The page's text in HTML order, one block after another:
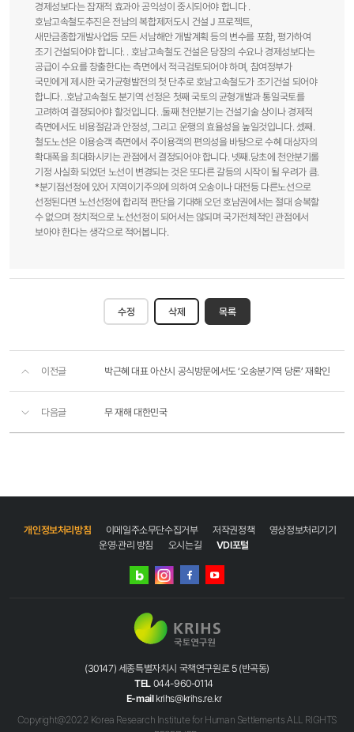
경제성보다는 잠재적 효과아 공익성이 중시되어야 합니다 .
호남고속철도추진은 전남의 복합제저도시 건설 J 프로젝트,
새만금종합개발사업등 모든 서남해안 개발계획 등의 변수를 포함, 평가하여
조기 건설되어야 합니다. . 호남고속철도 건설은 당장의 수요나 경제성보다는
공급이 수요를 창출한다는 측면에서 적극검토되어야 하며, 참여정부가
국민에게 제시한 국가균형발전의 첫 단추로 호남고속철도가 조기건설 되어야
합니다. .호남고속철도 분기역 선정은 첫째 국토의 균형개발과 통일국토를
고려하여 결정되어야 할것입니다. .둘째 천안분기는 건설기술 상이나 경제적
측면에서도 비용절감과 안정성, 그리고 운행의 효율성을 높일것입니다. 셌째.
철도노선은 이용승객 측면에서 주이용객의 편의성을 바탕으로 수혜 대상자의
확대폭을 최대화시키는 관점에서 결정되어야 합니다. 넷째.당초에 천안분기롤
기정 사실화 되었던 노선이 변경되는 것은 또다른 갈등의 시작이 될 우려가 큼.
*분기점선정에 있어 지역이기주의에 의하여 오송이나 대전등 다른노선으로
선정된다면 노선선정에 합리적 판단을 기대해 오던 호남권에서는 절대 승복할
수 없으며 정치적으로 노선선정이 되어서는 않되며 국가전체적인 관점에서
보아야 한다는 생각으로 적어봅니다.
수정 삭제 목록
이전글 박근혜 대표 아산시 공식방문에서도 ‘오송분기역 당론’ 재확인
다음글 무 재해 대한민국
개인정보처리방침 이메일주소무단수집거부 저작권정책
영상정보처리기기
운영·관리 방침
오시는길 VDI포털
네이버
인스타그램
(30147) 세종특별자치시 국책연구원로 5 (반곡동)
TEL 044-960-0114
E-mail krihs@krihs.re.kr
Copyright@2022 Korea Research Institute for Human Settlements ALL RIGHTS